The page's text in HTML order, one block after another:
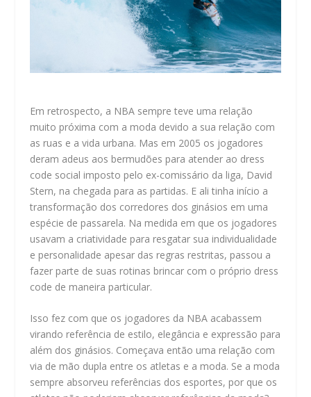
Em retrospecto, a NBA sempre teve uma relação
muito próxima com a moda devido a sua relação com
as ruas e a vida urbana. Mas em 2005 os jogadores
deram adeus aos bermudões para atender ao dress
code social imposto pelo ex-comissário da liga, David
Stern, na chegada para as partidas. E ali tinha início a
transformação dos corredores dos ginásios em uma
espécie de passarela. Na medida em que os jogadores
usavam a criatividade para resgatar sua individualidade
e personalidade apesar das regras restritas, passou a
fazer parte de suas rotinas brincar com o próprio dress
code de maneira particular.
Isso fez com que os jogadores da NBA acabassem
virando referência de estilo, elegância e expressão para
além dos ginásios. Começava então uma relação com
via de mão dupla entre os atletas e a moda. Se a moda
sempre absorveu referências dos esportes, por que os